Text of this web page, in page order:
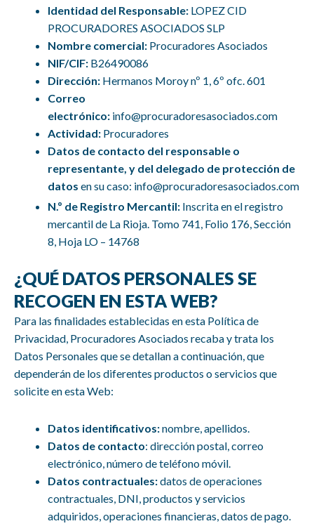
Identidad del Responsable: LOPEZ CID
PROCURADORES ASOCIADOS SLP
Nombre comercial: Procuradores Asociados
NIF/CIF: B26490086
Dirección: Hermanos Moroy nº 1, 6º ofc. 601
Correo
electrónico: info@procuradoresasociados.com
Actividad: Procuradores
Datos de contacto del responsable o
representante, y del delegado de protección de
datos en su caso: info@procuradoresasociados.com
N.º de Registro Mercantil: Inscrita en el registro
mercantil de La Rioja. Tomo 741, Folio 176, Sección
8, Hoja LO – 14768
¿QUÉ DATOS PERSONALES SE
RECOGEN EN ESTA WEB?
Para las finalidades establecidas en esta Política de
Privacidad, Procuradores Asociados recaba y trata los
Datos Personales que se detallan a continuación, que
dependerán de los diferentes productos o servicios que
solicite en esta Web:
Datos identificativos:nombre, apellidos.
Datos de contacto: dirección postal, correo
electrónico, número de teléfono móvil.
Datos contractuales:datos de operaciones
contractuales, DNI, productos y servicios
adquiridos, operaciones financieras, datos de pago.